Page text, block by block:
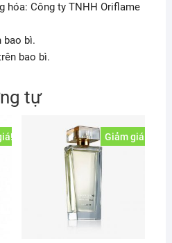
hóa: Công ty TNHH Oriflame
bao bì.
bao bì.
tự
Giảm giá!